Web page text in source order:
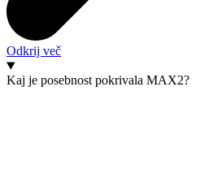
Odkrij več
Kaj je posebnost pokrivala MAX2?